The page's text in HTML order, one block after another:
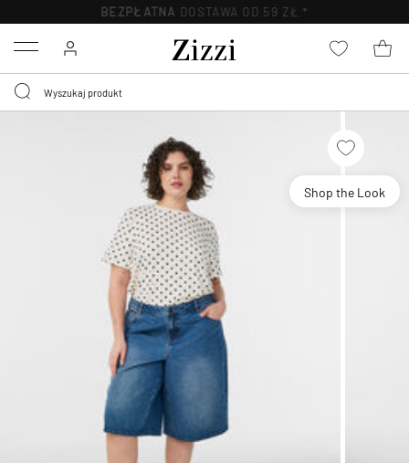
BEZPŁATNA DOSTAWA OD 59 ZŁ *
Menu
Shop the Look